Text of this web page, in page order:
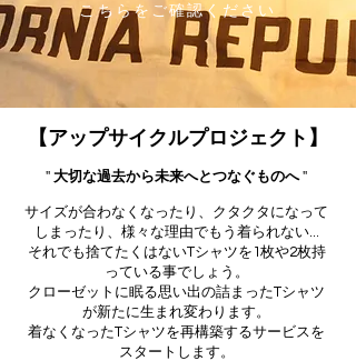
こちらをご確認ください
【アップサイクルプロジェクト】
'' 大切な過去から未来へとつなぐものへ''
サイズが合わなくなったり、クタクタになって
しまったり、様々な理由でもう着られない...
それでも捨てたくはないTシャツを1枚や2枚持
っている事でしょう。
クローゼットに眠る思い出の詰まったTシャツ
が新たに生まれ変わります。
着なくなったTシャツを再構築するサービスを
スタートします。